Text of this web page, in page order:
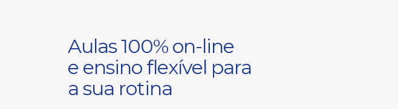
Aulas 100% on-line
e ensino flexível para
a sua rotina